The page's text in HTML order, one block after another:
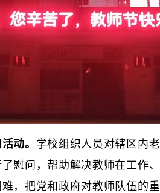
动。 学校组织人员对辖区内老
慰问，帮助解决教师在工作、
，把党和政府对教师队伍的重